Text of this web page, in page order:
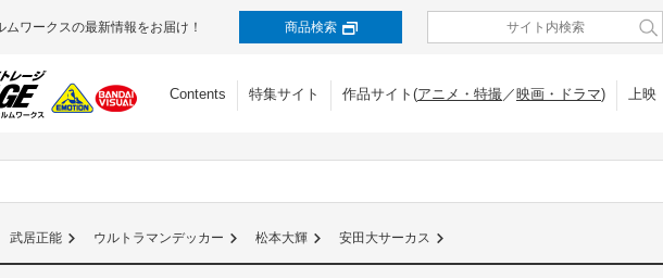
ワークスの最新情報をお届け！ 商品検索
Contents 特集サイト 作品サイト(アニメ・特撮／映画・ドラマ) 上映
武居正能 ウルトラマンデッカー 松本大輝 安田大サーカス